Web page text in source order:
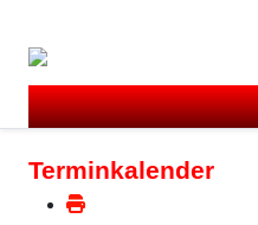
Terminkalender